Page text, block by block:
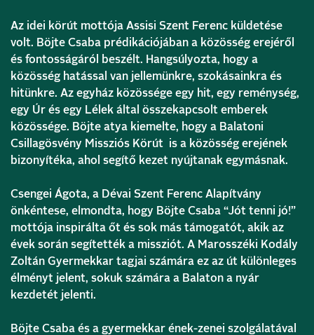
Az idei körút mottója Assisi Szent Ferenc küldetése
volt. Böjte Csaba prédikációjában a közösség erejéről
és fontosságáról beszélt. Hangsúlyozta, hogy a
közösség hatással van jellemünkre, szokásainkra és
hitünkre. Az egyház közössége egy hit, egy reménység,
egy Úr és egy Lélek által összekapcsolt emberek
közössége. Böjte atya kiemelte, hogy a Balatoni
Csillagösvény Missziós Körút is a közösség erejének
bizonyítéka, ahol segítő kezet nyújtanak egymásnak.
Csengei Ágota, a Dévai Szent Ferenc Alapítvány
önkéntese, elmondta, hogy Böjte Csaba “Jót tenni jó!”
mottója inspirálta őt és sok más támogatót, akik az
évek során segítették a missziót. A Marosszéki Kodály
Zoltán Gyermekkar tagjai számára ez az út különleges
élményt jelent, sokuk számára a Balaton a nyár
kezdetét jelenti.
Böjte Csaba és a gyermekkar ének-zenei szolgálatával